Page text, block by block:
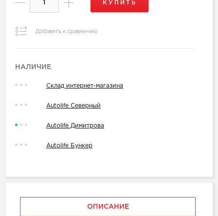
КУПИТЬ
Добавить к сравнению
НАЛИЧИЕ
Склад интернет-магазина
Autolife Северный
Autolife Димитрова
Autolife Бункер
ОПИСАНИЕ